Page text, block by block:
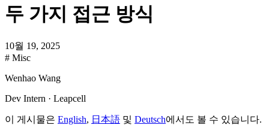
두 가지 접근 방식
10월 19, 2025
# Misc
Wenhao Wang
Dev Intern · Leapcell
이 게시물은 English, 日本語 및 Deutsch에서도 볼 수 있습니다.